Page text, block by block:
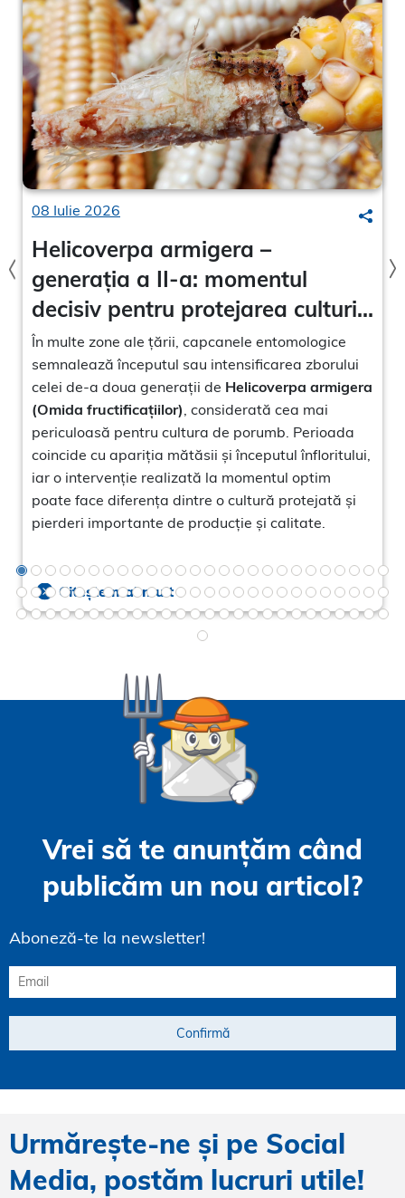
08 Iulie 2026
Helicoverpa armigera –
generația a II-a: momentul
decisiv pentru protejarea culturii
de porumb
În multe zone ale țării, capcanele entomologice
semnalează începutul sau intensificarea zborului
celei de-a doua generații de Helicoverpa armigera
(Omida fructificațiilor) , considerată cea mai
periculoasă pentru cultura de porumb. Perioada
coincide cu apariția mătăsii și începutul înfloritului,
iar o intervenție realizată la momentul optim
poate face diferența dintre o cultură protejată și
pierderi importante de producție și calitate.
Citește mai mult
Vrei să te anunțăm când
publicăm un nou articol?
Aboneză-te la newsletter!
Urmărește-ne și pe Social
Media, postăm lucruri utile!